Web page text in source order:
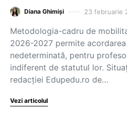
Diana Ghimiși 23 februarie
Metodologia-cadru de
2026-2027 permite
nedeterminată, pentru
indiferent de statutul lor.
redacției Edupedu.ro de…
Vezi articolul